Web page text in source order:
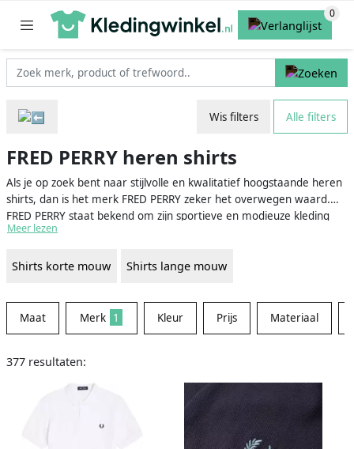
Wis filters Alle filters
FRED PERRY heren shirts
Als je op zoek bent naar stijlvolle en kwalitatief hoogstaande heren
shirts, dan is het merk FRED PERRY zeker het overwegen waard.
FRED PERRY staat bekend om zijn sportieve en modieuze kleding
voor zowel mannen als vrouwen. Het merk is vernoemd naar de
vanwege het iconische laurierkrans-logo. De heren shirts van FRED
Lees snel verder om meer te weten te komen over de
verschillende soorten FRED PERRY heren shirts en hoe je deze het
beste kunt combineren.
Meer lezen
Shirts korte mouw Shirts lange mouw
Maat Merk 1 Kleur Prijs Materiaal
377 resultaten: